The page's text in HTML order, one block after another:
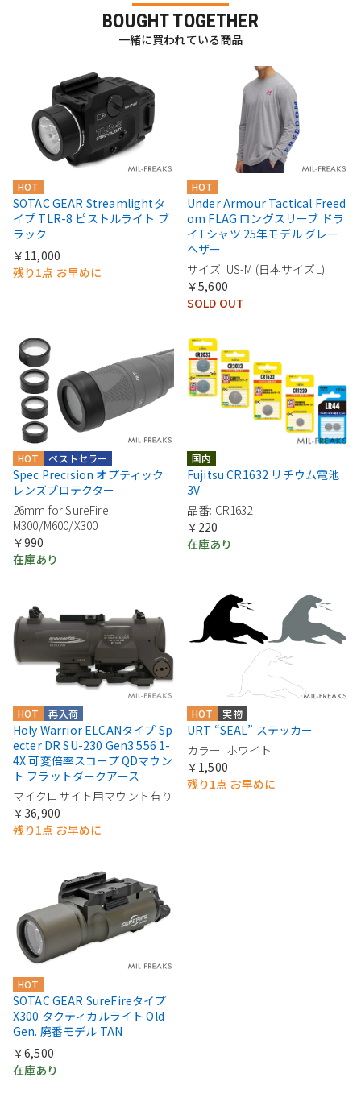
BOUGHT TOGETHER
一緒に買われている商品
HOT
SOTAC GEAR Streamlightタ
イプ TLR-8 ピストルライト ブ
ラック
￥11,000
残り1点 お早めに
HOT
Under Armour Tactical Freed
om FLAG ロングスリーブ ドラ
イTシャツ 25年モデル グレー
ヘザー
サイズ: US-M (日本サイズL)
￥5,600
SOLD OUT
ベストセラー
HOT
Spec Precision オプティック
レンズプロテクター
26mm for SureFire
M300/M600/X300
￥990
在庫あり
国内
Fujitsu CR1632 リチウム電池
3V
品番: CR1632
￥220
在庫あり
再入荷
HOT
Holy Warrior ELCANタイプ Sp
ecter DR SU-230 Gen3 556 1-
4X 可変倍率スコープ QDマウン
ト フラットダークアース
マイクロサイト用マウント有り
￥36,900
残り1点 お早めに
実物
HOT
URT “SEAL” ステッカー
カラー: ホワイト
￥1,500
残り1点 お早めに
HOT
SOTAC GEAR SureFireタイプ
X300 タクティカルライト Old
Gen. 廃番モデル TAN
￥6,500
在庫あり